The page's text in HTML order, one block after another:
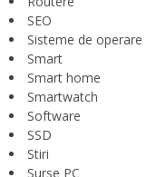
SEO
Sisteme de operare
Smart
Smart home
Smartwatch
Software
SSD
Stiri
Surse PC